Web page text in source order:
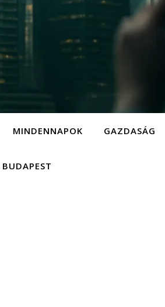
MINDENNAPOK GAZDASÁG
BUDAPEST